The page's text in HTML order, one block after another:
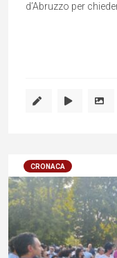
d’Abruzzo per
CRONACA